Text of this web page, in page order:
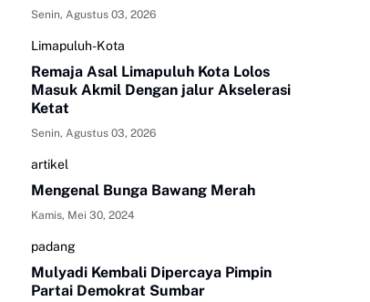
Senin, Agustus 03, 2026
Limapuluh-Kota
Remaja Asal Limapuluh Kota Lolos
Masuk Akmil Dengan jalur Akselerasi
Ketat
Senin, Agustus 03, 2026
artikel
Mengenal Bunga Bawang Merah
Kamis, Mei 30, 2024
padang
Mulyadi Kembali Dipercaya Pimpin
Partai Demokrat Sumbar